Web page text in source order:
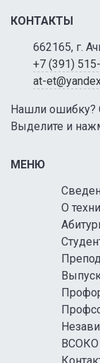
КОНТАКТЫ
662165, г.
+7 (391)
at-
Нашли ошибку?
Выделите и
МЕНЮ
О
ВСОКО